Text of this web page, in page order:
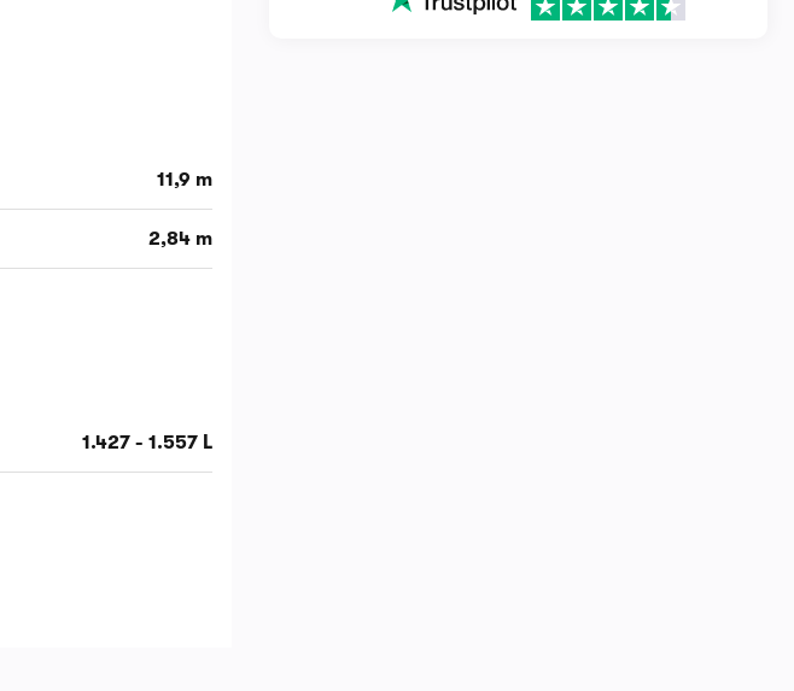
11,9 m
2,84 m
1.427 - 1.557 L